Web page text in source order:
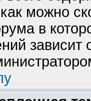
можно
в
зависит